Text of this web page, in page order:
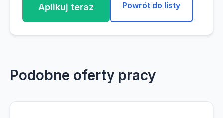
Aplikuj teraz Powrót do listy
Podobne oferty pracy